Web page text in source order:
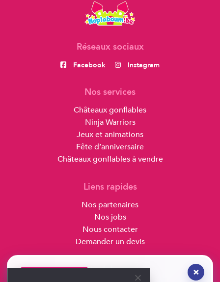
Réseaux sociaux
Facebook Instagram
Nos services
Châteaux gonflables
Ninja Warriors
Jeux et animations
Fête d’anniversaire
Châteaux gonflables à vendre
Liens rapides
Nos partenaires
Nos jobs
Nous contacter
Demander un devis
Hoplaboum ×